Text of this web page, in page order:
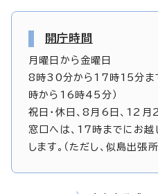
開庁時間
月曜日から金曜日
8時30分から17時15分ま
時から16時45分）
祝日・休日、8月6日、12
窓口へは、17時までにお越
します。（ただし、似島出